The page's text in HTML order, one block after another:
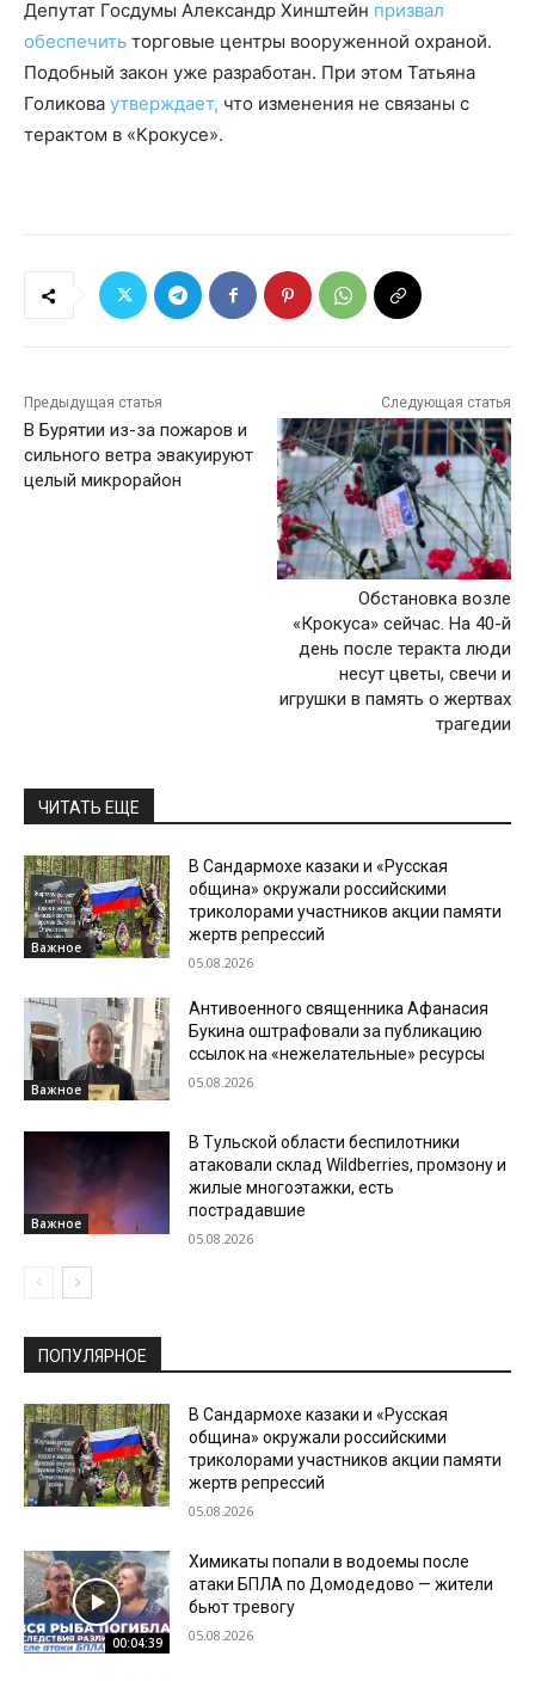
Депутат Госдумы Александр Хинштейн призвал
обеспечить торговые центры вооруженной охраной.
Подобный закон уже разработан. При этом Татьяна
Голикова утверждает, что изменения не связаны с
терактом в «Крокусе».
Предыдущая статья
В Бурятии из-за пожаров и
сильного ветра эвакуируют
целый микрорайон
Следующая статья
Обстановка возле
«Крокуса» сейчас. На 40-й
день после теракта люди
несут цветы, свечи и
игрушки в память о жертвах
трагедии
ЧИТАТЬ ЕЩЕ
Важное
В Сандармохе казаки и «Русская
община» окружали российскими
триколорами участников акции памяти
жертв репрессий
05.08.2026
Важное
Антивоенного священника Афанасия
Букина оштрафовали за публикацию
ссылок на «нежелательные» ресурсы
05.08.2026
Важное
В Тульской области беспилотники
атаковали склад Wildberries, промзону и
жилые многоэтажки, есть
пострадавшие
05.08.2026
ПОПУЛЯРНОЕ
В Сандармохе казаки и «Русская
община» окружали российскими
триколорами участников акции памяти
жертв репрессий
05.08.2026
00:04:39
Химикаты попали в водоемы после
атаки БПЛА по Домодедово — жители
бьют тревогу
05.08.2026